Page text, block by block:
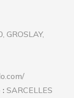
SARCELLES